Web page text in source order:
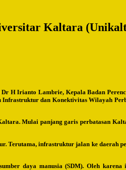
Kaltara
Irianto Lambrie, Kepala Badan
dan Konektivitas Wilayah
Mulai panjang garis perbatasan
infrastruktur jalan ke daerah
daya manusia (SDM). Oleh